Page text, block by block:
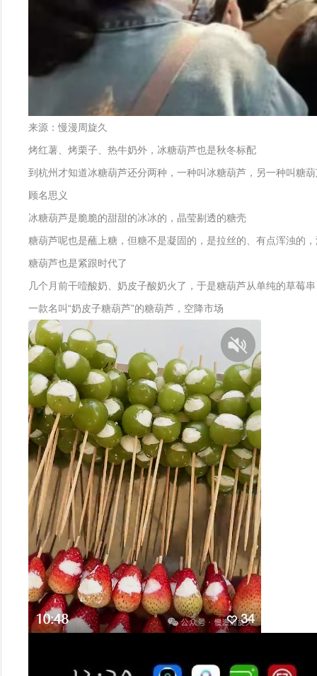
来源：慢漫周旋久
烤红薯、烤栗子、热牛奶外，冰糖葫芦也是秋冬标配
到杭州才知道冰糖葫芦还分两种，一种叫冰糖葫芦，另一种叫糖
顾名思义
冰糖葫芦是脆脆的甜甜的冰冰的，晶莹剔透的糖壳
糖葫芦呢也是蘸上糖，但糖不是凝固的，是拉丝的、有点浑浊的
糖葫芦也是紧跟时代了
几个月前干噎酸奶、奶皮子酸奶火了，于是糖葫芦从单纯的草莓
一款名叫“奶皮子糖葫芦”的糖葫芦，空降市场